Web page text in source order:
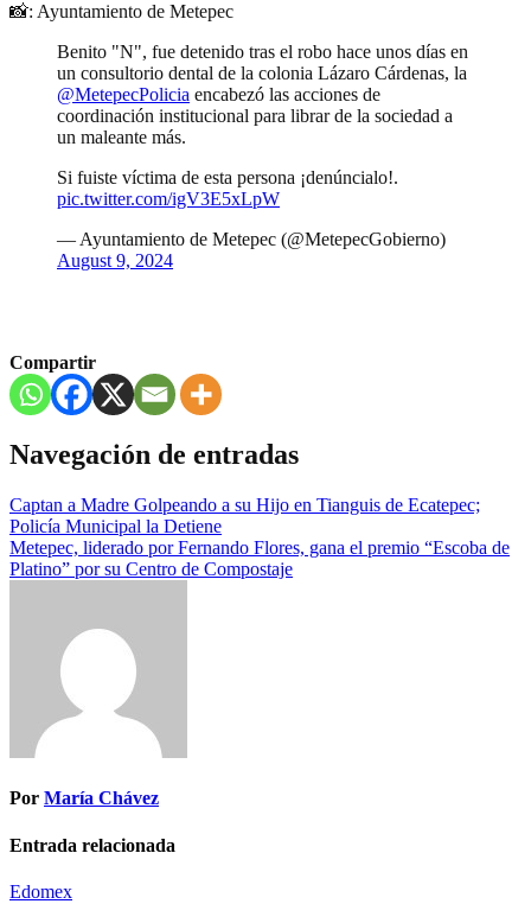
📸: Ayuntamiento de Metepec
Benito "N", fue detenido tras el robo hace unos días en
un consultorio dental de la colonia Lázaro Cárdenas, la
@MetepecPolicia encabezó las acciones de
coordinación institucional para librar de la sociedad a
un maleante más.
Si fuiste víctima de esta persona ¡denúncialo!.
pic.twitter.com/igV3E5xLpW
— Ayuntamiento de Metepec (@MetepecGobierno)
August 9, 2024
Compartir
Navegación de entradas
Captan a Madre Golpeando a su Hijo en Tianguis de Ecatepec;
Policía Municipal la Detiene
Metepec, liderado por Fernando Flores, gana el premio “Escoba de
Platino” por su Centro de Compostaje
Por María Chávez
Entrada relacionada
Edomex